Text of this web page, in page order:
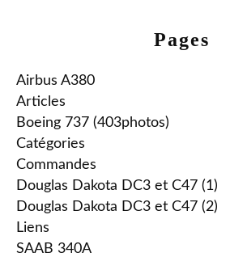
Pages
Airbus A380
Articles
Boeing 737 (403photos)
Catégories
Commandes
Douglas Dakota DC3 et C47 (1)
Douglas Dakota DC3 et C47 (2)
Liens
SAAB 340A